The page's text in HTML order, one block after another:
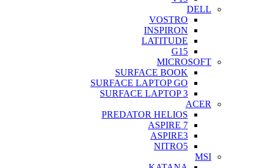
DELL
VOSTRO
INSPIRON
LATITUDE
G15
MICROSOFT
SURFACE BOOK
SURFACE LAPTOP GO
SURFACE LAPTOP 3
ACER
PREDATOR HELIOS
ASPIRE 7
ASPIRE3
NITRO5
MSI